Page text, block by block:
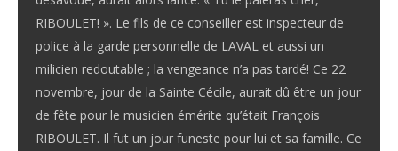
RIBOULET! ». Le fils de ce conseiller est inspecteur de
police à la garde personnelle de LAVAL et aussi un
milicien redoutable ; la vengeance n’a pas tardé! Ce 22
novembre, jour de la Sainte Cécile, aurait dû être un jour
de fête pour le musicien émérite qu’était François
RIBOULET. Il fut un jour funeste pour lui et sa famille. Ce